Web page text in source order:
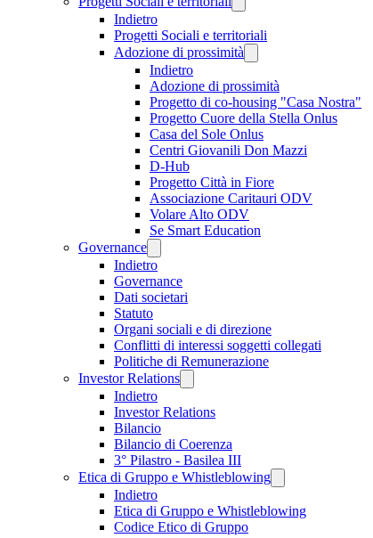
Indietro
Progetti Sociali e territoriali
Adozione di prossimità
Indietro
Adozione di prossimità
Progetto di co-housing "Casa Nostra"
Progetto Cuore della Stella Onlus
Casa del Sole Onlus
Centri Giovanili Don Mazzi
D-Hub
Progetto Città in Fiore
Associazione Caritauri ODV
Volare Alto ODV
Se Smart Education
Governance
Indietro
Governance
Dati societari
Statuto
Organi sociali e di direzione
Conflitti di interessi soggetti collegati
Politiche di Remunerazione
Investor Relations
Indietro
Investor Relations
Bilancio
Bilancio di Coerenza
3° Pilastro - Basilea III
Etica di Gruppo e Whistleblowing
Indietro
Etica di Gruppo e Whistleblowing
Codice Etico di Gruppo